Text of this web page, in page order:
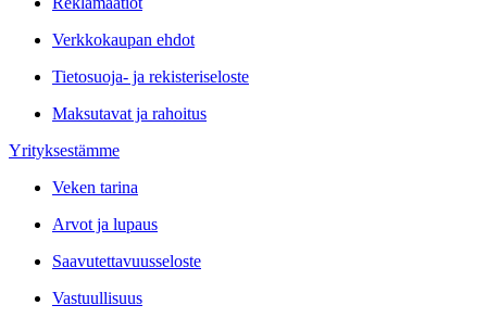
Verkkokaupan ehdot
Tietosuoja- ja rekisteriseloste
Maksutavat ja rahoitus
Yrityksestämme
Veken tarina
Arvot ja lupaus
Saavutettavuusseloste
Vastuullisuus